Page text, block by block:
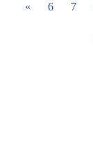
« 6 7